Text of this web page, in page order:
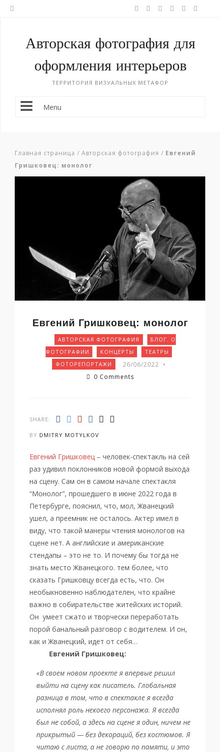
Авторская фотография для
оформления интерьеров
ТЕРРИТОРИЯ ВИЗУАЛЬНЫХ МЕТАФОР
Menu
Главная страница / Авторская фотография / Евгений
Гришковец: монолог
Евгений Гришковец: монолог
АВТОРСКАЯ ФОТОГРАФИЯ
БЛОГ. О
ФОТОГРАФИИ
КОНЦЕРТЫ
ТЕАТРЫ
ФОТОРЕПОРТАЖИ
26/06/2022 •
0 Comments
SHARE:
BY DMITRY MOTYLKOV
Евгений Гришковец – человек-спектакль на сей
раз удивил поклонников новой формой выхода
на сцену. Сам он в самом начале спектакля
“Монолог”, прошедшего в июне 2022 года в
Петербурге, пояснил, что, мол, Жванецкий
ушел, а преемник не осталось. Актер имел в
виду, что такой манеры чтения монологов на
сцене нет. А английские и американские
стендапы – это не то. И почему бы тогда не
знать место Жванецкого. тем более, что
сказать Гришковцу всегда есть, что. Он
необыкновенно наблюдателен, что крайне
важно в собирательстве житейских историй.
Он умеет сжато и творчески переработать
порой банальный разговор с водителем. И он,
как и Жванецкий, идет от себя…
Евгений Гришковец:
«В своем новом проекте я впервые решил
выйти на сцену как писатель. Глобальная
разница в том, что в спектакле я всегда
исполнял роль некоего персонажа. Я всегда
был не собой, а здесь на сцене я один, ничем не
прикрытый — без декораций, без костюмов. Я
читаю с листа, а не говорю по памяти, и это